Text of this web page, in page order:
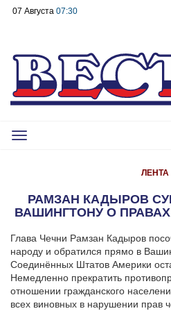
07 Августа 07:30
Toggle
ЛЕНТА
РАМЗАН КАДЫРОВ
ВАШИНГТОНУ О
Глава Чечни Рамзан Кадыров
народу и обратился прямо в
Соединённых Штатов Америки
Немедленно прекратить
отношении гражданского
всех виновных в нарушении прав